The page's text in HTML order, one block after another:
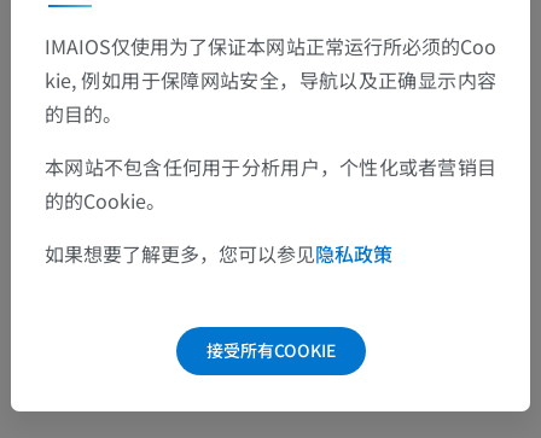
IMAIOS仅使用为了保证本网站正常运行所必须的Coo
kie, 例如用于保障网站安全，导航以及正确显示内容
的目的。
本网站不包含任何用于分析用户，个性化或者营销目
的的Cookie。
如果想要了解更多，您可以参见隐私政策
接受所有COOKIE